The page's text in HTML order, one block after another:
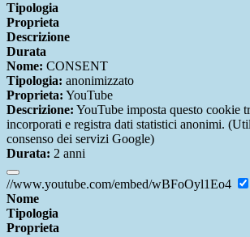
Tipologia
Proprieta
Descrizione
Durata
Nome: CONSENT
Tipologia: anonimizzato
Proprieta: YouTube
Descrizione: YouTube imposta questo cookie
incorporati e registra dati statistici anonimi.
consenso dei servizi Google)
Durata: 2 anni
//www.youtube.com/embed/wBFoOyl1Eo4
Nome
Tipologia
Proprieta